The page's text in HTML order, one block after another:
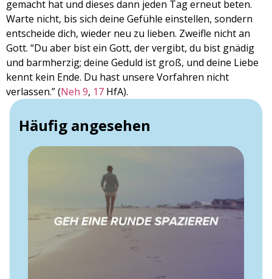
gemacht hat und dieses dann jeden Tag erneut beten.
Warte nicht, bis sich deine Gefühle einstellen, sondern
entscheide dich, wieder neu zu lieben. Zweifle nicht an
Gott. “Du aber bist ein Gott, der vergibt, du bist gnädig
und barmherzig; deine Geduld ist groß, und deine Liebe
kennt kein Ende. Du hast unsere Vorfahren nicht
verlassen.” (Neh 9, 17 HfA).
Häufig angesehen